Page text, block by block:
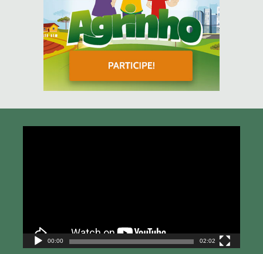
00:00 02:02